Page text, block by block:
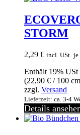
STORM
2,29 € incl. USt. je
Enthält 19% USt
(22,90 € / 100
zzgl. Versand
Lieferzeit: ca. 3-4
Details